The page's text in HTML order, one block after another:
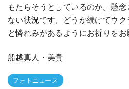
もたらそうとしているのか。懸
ない状況です。どうか続けてウ
と憐れみがあるようにお祈りをお
船越真人・美貴
フォトニュース